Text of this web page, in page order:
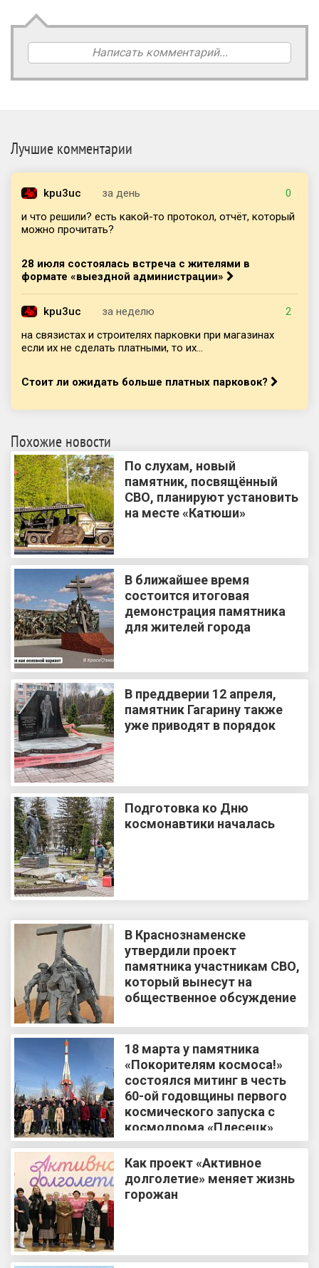
Написать комментарий...
Лучшие комментарии
kpu3uc за день
0
и что решили? есть какой-то протокол, отчёт, который
можно прочитать?
28 июля состоялась встреча с жителями в
формате «выездной администрации»
kpu3uc за неделю
2
на связистах и строителях парковки при магазинах
если их не сделать платными, то их...
Стоит ли ожидать больше платных парковок?
Похожие новости
По слухам, новый
памятник, посвящённый
СВО, планируют установить
на месте «Катюши»
В ближайшее время
состоится итоговая
демонстрация памятника
для жителей города
В преддверии 12 апреля,
памятник Гагарину также
уже приводят в порядок
Подготовка ко Дню
космонавтики началась
В Краснознаменске
утвердили проект
памятника участникам СВО,
который вынесут на
общественное обсуждение
18 марта у памятника
«Покорителям космоса!»
состоялся митинг в честь
60-ой годовщины первого
космического запуска с
космодрома «Плесецк»
Как проект «Активное
долголетие» меняет жизнь
горожан